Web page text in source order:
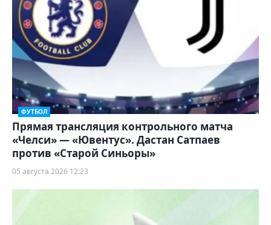
ФУТБОЛ
Прямая трансляция контрольного матча
«Челси» — «Ювентус». Дастан Сатпаев
против «Старой Синьоры»
05 августа 2026 12:23